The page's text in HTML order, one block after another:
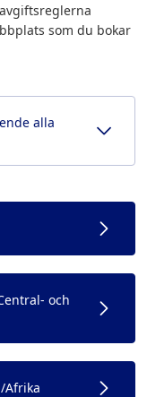
som du bokar
alla
och
Afrika